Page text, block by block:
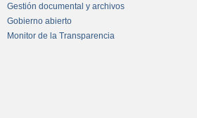
Gestión documental y archivos
Gobierno abierto
Monitor de la Transparencia